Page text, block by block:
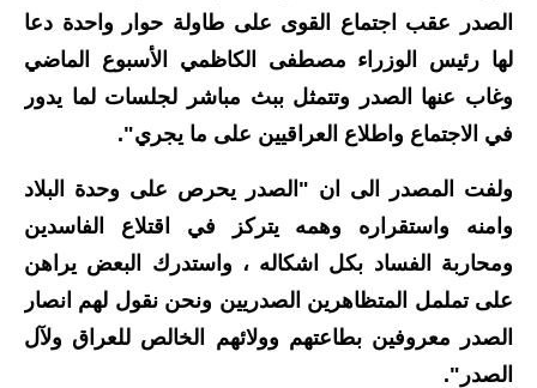
المرحلة المتوسطة
المرحلة الاعدادية
اسئلة وزارية
المرحلة الابتدائية
المرحلة المتوسطة
المرحلة الاعدادية
مرشحات
الصدر عقب اجتماع القوى على طاولة حوار واحدة دعا
لها رئيس الوزراء مصطفى الكاظمي الأسبوع الماضي
وغاب عنها الصدر وتتمثل ببث مباشر لجلسات لما يدور
في الاجتماع واطلاع العراقيين على ما يجري".
ولفت المصدر الى ان "الصدر يحرص على وحدة البلاد
وامنه واستقراره وهمه يتركز في اقتلاع الفاسدين
ومحاربة الفساد بكل اشكاله ، واستدرك البعض يراهن
على تململ المتظاهرين الصدريين ونحن نقول لهم انصار
الصدر معروفين بطاعتهم وولائهم الخالص للعراق ولآل
الصدر".